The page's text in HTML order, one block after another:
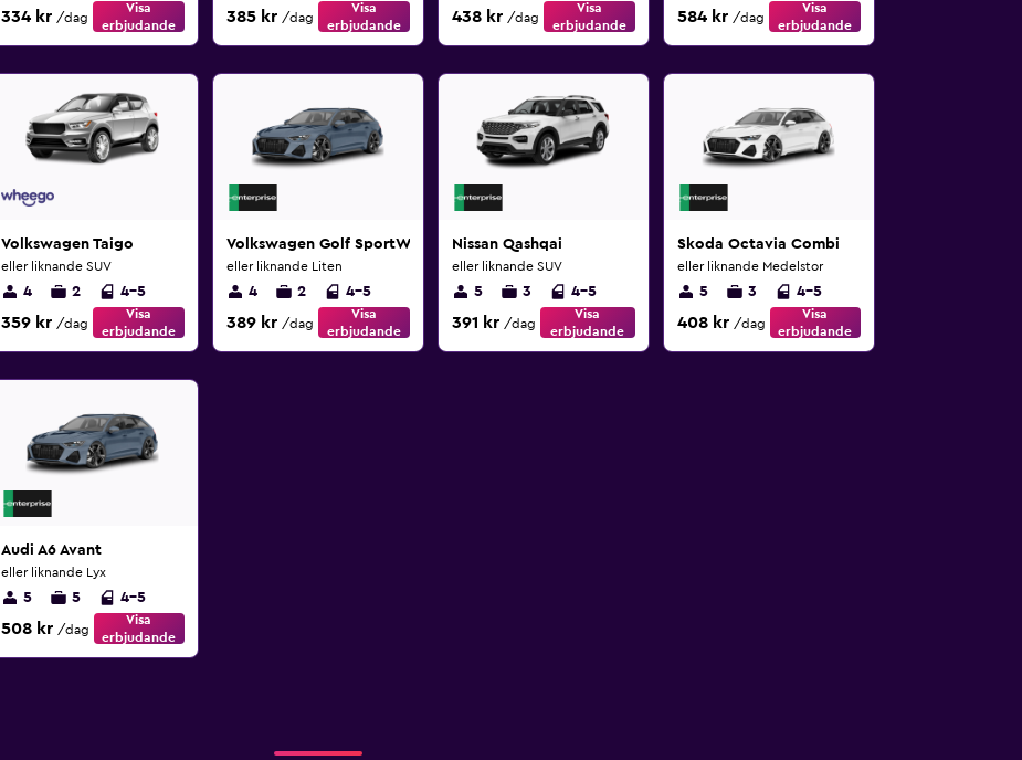
334 kr /dag
Visa
erbjudande
385 kr /dag
Visa
erbjudande
438 kr /dag
Visa
erbjudande
584 kr /dag
Visa
erbjudande
Volkswagen Taigo
eller liknande SUV
4 2 4-5
359 kr /dag
Visa
erbjudande
Volkswagen Golf SportWagen
eller liknande Liten
4 2 4-5
389 kr /dag
Visa
erbjudande
Nissan Qashqai
eller liknande SUV
5 3 4-5
391 kr /dag
Visa
erbjudande
Skoda Octavia Combi
eller liknande Medelstor
5 3 4-5
408 kr /dag
Visa
erbjudande
Audi A6 Avant
eller liknande Lyx
5 5 4-5
508 kr /dag
Visa
erbjudande